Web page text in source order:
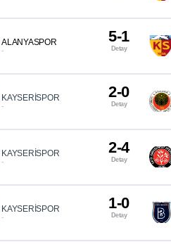
ALANYASPOR
-
5-1
Detay
KAYSERİSPOR
-
2-0
Detay
KAYSERİSPOR
-
2-4
Detay
KAYSERİSPOR
-
1-0
Detay